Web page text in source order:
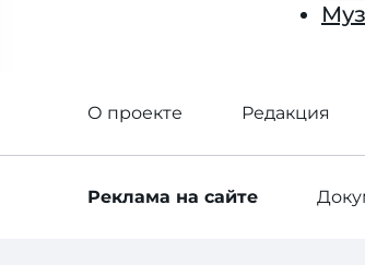
О проекте Редакция
Реклама на сайте